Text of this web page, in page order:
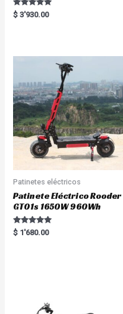
Rated
5.00
$ 3'930.00
Patinetes eléctricos
Patinete Eléctrico Rooder
GT01s 1650W 960Wh
Rated
5.00
$ 1'680.00